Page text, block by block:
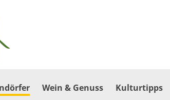
Wein & Genuss Kulturtipps